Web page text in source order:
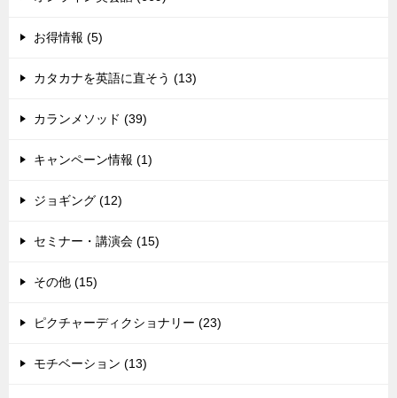
お得情報 (5)
カタカナを英語に直そう (13)
カランメソッド (39)
キャンペーン情報 (1)
ジョギング (12)
セミナー・講演会 (15)
その他 (15)
ピクチャーディクショナリー (23)
モチベーション (13)